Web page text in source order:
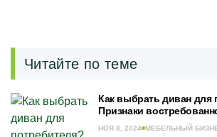
Читайте по теме
Как выбрать диван для
Признаки
НОЯ 8, 2024 МЕБЕЛЬНЫЙ